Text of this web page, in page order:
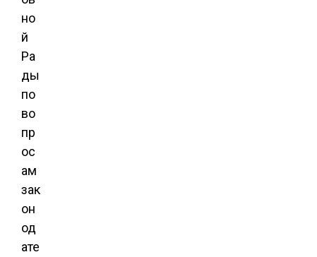
но
й
Ра
ды
по
во
пр
ос
ам
зак
он
од
ате